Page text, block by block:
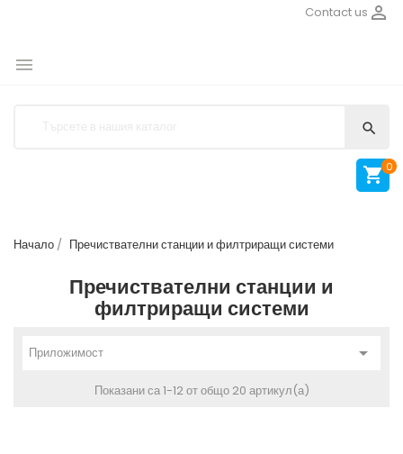

Contact us


 0
Начало Пречиствателни станции и филтриращи системи
Пречиствателни станции и
филтриращи системи
Приложимост 
Показани са 1-12 от общо 20 артикул(а)